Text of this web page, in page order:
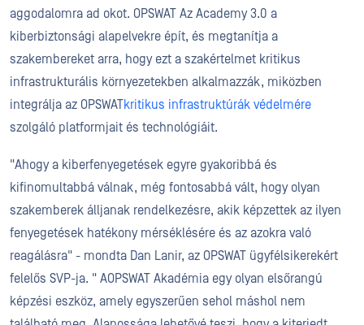
aggodalomra ad okot. OPSWAT Az Academy 3.0 a
kiberbiztonsági alapelvekre épít, és megtanítja a
szakembereket arra, hogy ezt a szakértelmet kritikus
infrastrukturális környezetekben alkalmazzák, miközben
integrálja az OPSWATkritikus infrastruktúrák védelmére
szolgáló platformjait és technológiáit.
"Ahogy a kiberfenyegetések egyre gyakoribbá és
kifinomultabbá válnak, még fontosabbá vált, hogy olyan
szakemberek álljanak rendelkezésre, akik képzettek az ilyen
fenyegetések hatékony mérséklésére és az azokra való
reagálásra" - mondta Dan Lanir, az OPSWAT ügyfélsikerekért
felelős SVP-ja. " AOPSWAT Akadémia egy olyan elsőrangú
képzési eszköz, amely egyszerűen sehol máshol nem